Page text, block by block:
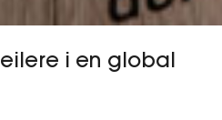
i en global